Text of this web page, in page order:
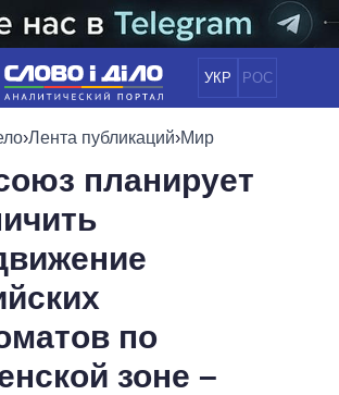
УКР РОС
НОВОСТИ
ПОЛИТИКА
ОБЩЕСТВО
ОБЕЩАНИЯ
ПОЛИТИКИ
И ОФИС
РАДА
МИНИСТРОВ
ВИДЕО
ПОДДЕРЖАТЬ
›Лента публикаций›Мир
планирует
по
зоне –